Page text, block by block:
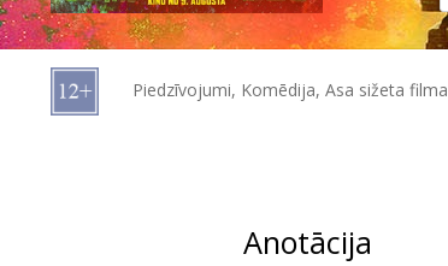
Dāvanu
kartes
Piedzīvojumi, Komēdija, Asa sižeta filma
Anotācija